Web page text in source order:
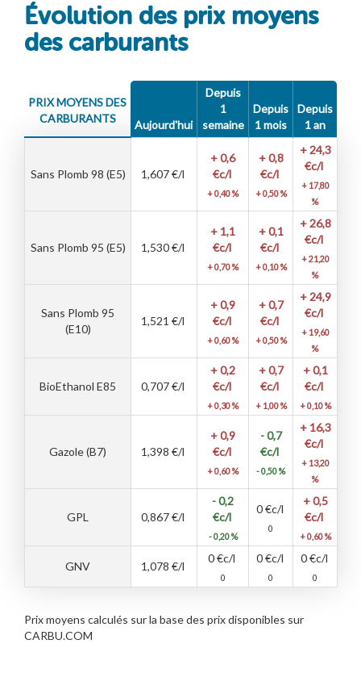
Évolution des prix moyens
des carburants
PRIX MOYENS DES
CARBURANTS
Aujourd'hui
Depuis
1
semaine
Depuis
1 mois
Depuis
1 an
Sans Plomb 98 (E5) 1,607€/l
+ 0,6
€c/l
+ 0,40 %
+ 0,8
€c/l
+ 0,50 %
+ 24,3
€c/l
+ 17,80
%
Sans Plomb 95 (E5) 1,530€/l
+ 1,1
€c/l
+ 0,70 %
+ 0,1
€c/l
+ 0,10 %
+ 26,8
€c/l
+ 21,20
%
Sans Plomb 95
(E10)
1,521 €/l
+ 0,9
€c/l
+ 0,60 %
+ 0,7
€c/l
+ 0,50 %
+ 24,9
€c/l
+ 19,60
%
BioEthanol E85 0,707€/l
+ 0,2
€c/l
+ 0,30 %
+ 0,7
€c/l
+ 1,00 %
+ 0,1
€c/l
+ 0,10 %
Gazole (B7) 1,398 €/l
+ 0,9
€c/l
+ 0,60 %
- 0,7
€c/l
- 0,50 %
+ 16,3
€c/l
+ 13,20
%
GPL 0,867€/l
- 0,2
€c/l
- 0,20 %
0€c/l
0
+ 0,5
€c/l
+ 0,60 %
GNV 1,078 €/l
0€c/l
0
0€c/l
0
0€c/l
0
Prix moyens calculés sur la base des prix disponibles sur
CARBU.COM